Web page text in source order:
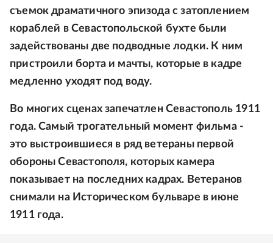
съемок драматичного эпизода с затоплением
кораблей в Севастопольской бухте были
задействованы две подводные лодки. К ним
пристроили борта и мачты, которые в кадре
медленно уходят под воду.
Во многих сценах запечатлен Севастополь 1911
года. Самый трогательный момент фильма -
это выстроившиеся в ряд ветераны первой
обороны Севастополя, которых камера
показывает на последних кадрах. Ветеранов
снимали на Историческом бульваре в июне
1911 года.